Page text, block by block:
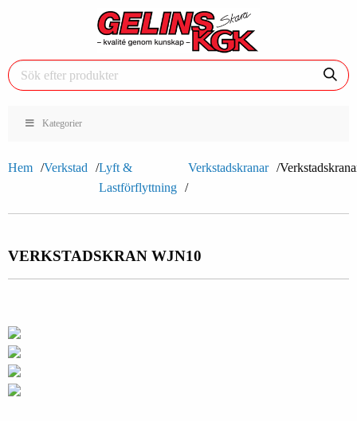
Kategorier
Hem Verkstad
Lyft &
Lastförflyttning
Verkstadskranar
VERKSTADSKRAN WJN10